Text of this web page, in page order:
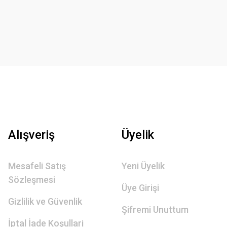
Alışveriş
Mesafeli Satış
Sözleşmesi
Gizlilik ve Güvenlik
İptal İade Koşullari
Üyelik
Yeni Üyelik
Üye Girişi
Şifremi Unuttum